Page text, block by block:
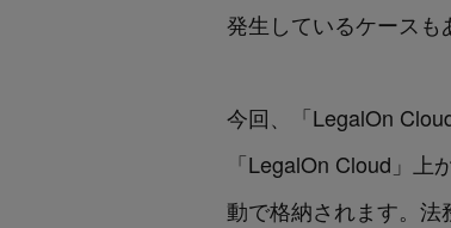
発生しているケースも
今回、「LegalOn
「LegalOn Cloud」
動で格納されます。